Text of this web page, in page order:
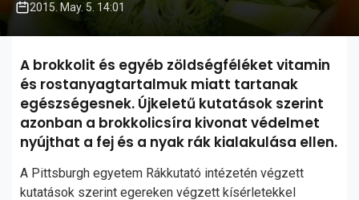
2015. May. 5. 14:01
A brokkolit és egyéb zöldségféléket vitamin
és rostanyagtartalmuk miatt tartanak
egészségesnek. Újkeletű kutatások szerint
azonban a brokkolicsíra kivonat védelmet
nyújthat a fej és a nyak rák kialakulása ellen.
A Pittsburgh egyetem Rákkutató intézetén végzett
kutatások szerint egereken végzett kísérletekkel